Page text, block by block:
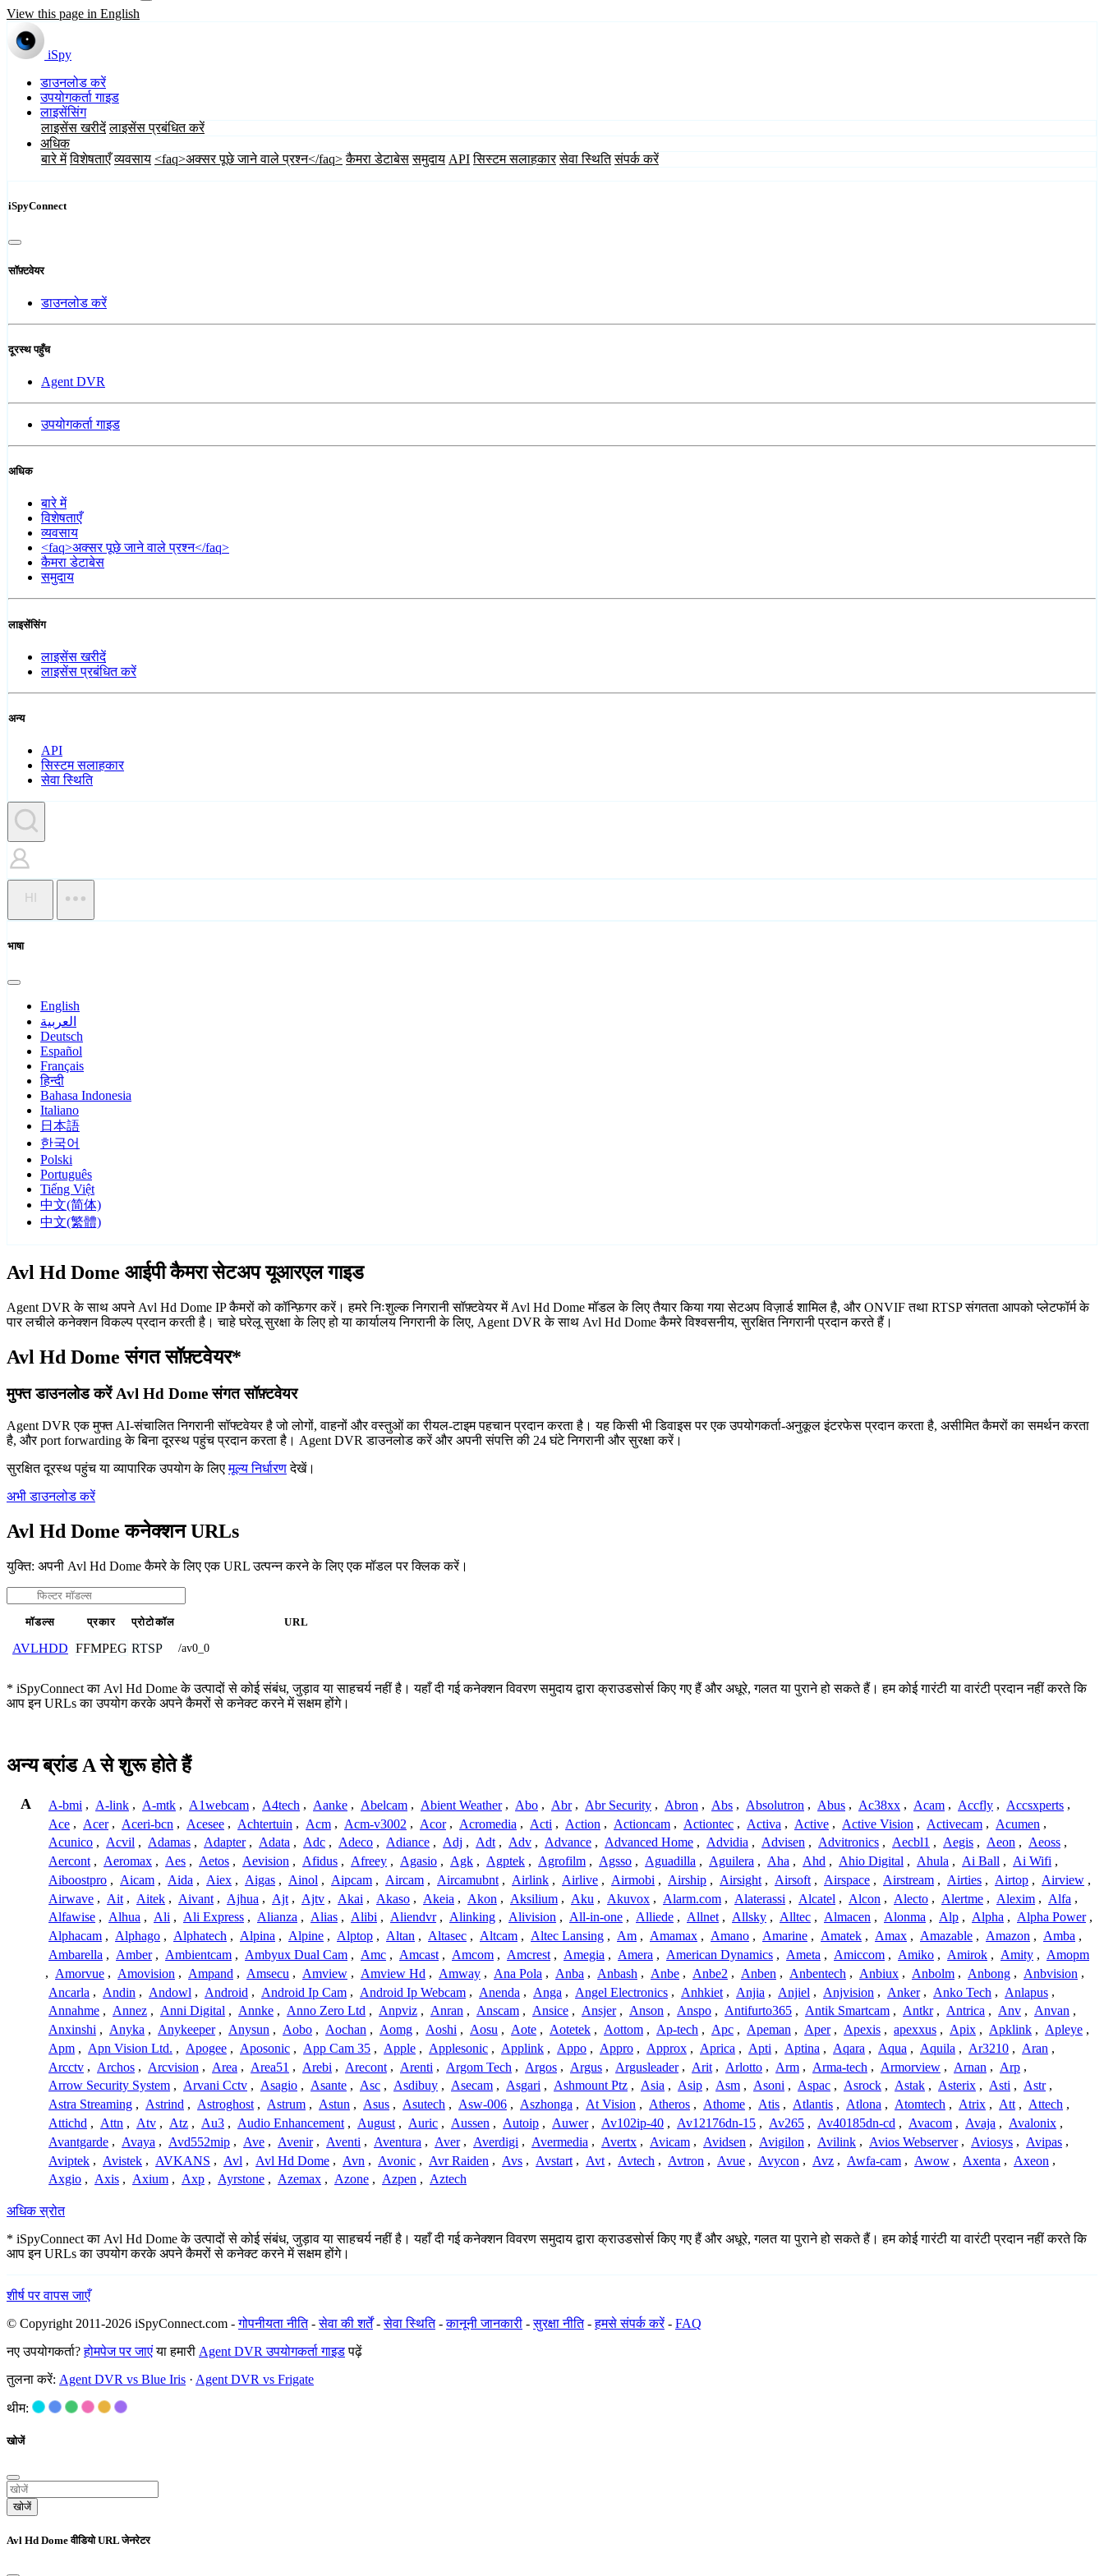
View this page in English
iSpy
डाउनलोड करें
उपयोगकर्ता गाइड
लाइसेंसिंग
लाइसेंस खरीदें लाइसेंस प्रबंधित करें
अधिक
बारे में विशेषताएँ व्यवसाय <faq>अक्सर पूछे जाने वाले प्रश्न</faq> कैमरा डेटाबेस समुदाय API सिस्टम सलाहकार सेवा स्थिति संपर्क करें
iSpyConnect
सॉफ़्टवेयर
डाउनलोड करें
दूरस्थ पहुँच
Agent DVR
उपयोगकर्ता गाइड
अधिक
बारे में
विशेषताएँ
व्यवसाय
<faq>अक्सर पूछे जाने वाले प्रश्न</faq>
कैमरा डेटाबेस
समुदाय
लाइसेंसिंग
लाइसेंस खरीदें
लाइसेंस प्रबंधित करें
अन्य
API
सिस्टम सलाहकार
सेवा स्थिति
HI
भाषा
English
العربية
Deutsch
Español
Français
हिन्दी
Bahasa Indonesia
Italiano
日本語
한국어
Polski
Português
Tiếng Việt
中文(简体)
中文(繁體)
Avl Hd Dome आईपी कैमरा सेटअप यूआरएल गाइड
Agent DVR के साथ अपने Avl Hd Dome IP कैमरों को कॉन्फ़िगर करें। हमरे निःशुल्क निगरानी सॉफ़्टवेयर में Avl Hd Dome मॉडल के लिए तैयार किया गया सेटअप विज़ार्ड शामिल है, और ONVIF तथा RTSP संगतता आपको प्लेटफॉर्म के
पार लचीले कनेक्शन विकल्प प्रदान करती है। चाहे घरेलू सुरक्षा के लिए हो या कार्यालय निगरानी के लिए, Agent DVR के साथ Avl Hd Dome कैमरे विश्वसनीय, सुरक्षित निगरानी प्रदान करते हैं।
Avl Hd Dome संगत सॉफ़्टवेयर*
मुफ्त डाउनलोड करें Avl Hd Dome संगत सॉफ़्टवेयर
Agent DVR एक मुफ्त AI-संचालित निगरानी सॉफ्टवेयर है जो लोगों, वाहनों और वस्तुओं का रीयल-टाइम पहचान प्रदान करता है। यह किसी भी डिवाइस पर एक उपयोगकर्ता-अनुकूल इंटरफेस प्रदान करता है, असीमित कैमरों का समर्थन करता
है, और port forwarding के बिना दूरस्थ पहुंच प्रदान करता है। Agent DVR डाउनलोड करें और अपनी संपत्ति की 24 घंटे निगरानी और सुरक्षा करें।
सुरक्षित दूरस्थ पहुंच या व्यापारिक उपयोग के लिएमूल्य निर्धारणदेखें।
अभी डाउनलोड करें
Avl Hd Dome कनेक्शन URLs
युक्ति: अपनी Avl Hd Dome कैमरे के लिए एक URL उत्पन्न करने के लिए एक मॉडल पर क्लिक करें।
मॉडल्स प्रकार प्रोटोकॉल URL
AVLHDD FFMPEG RTSP /av0_0
* iSpyConnect का Avl Hd Dome के उत्पादों से कोई संबंध, जुड़ाव या साहचर्य नहीं है। यहाँ दी गई कनेक्शन विवरण समुदाय द्वारा क्राउडसोर्स किए गए हैं और अधूरे, गलत या पुराने हो सकते हैं। हम कोई गारंटी या वारंटी प्रदान नहीं करते कि
आप इन URLs का उपयोग करके अपने कैमरों से कनेक्ट करने में सक्षम होंगे।
अन्य ब्रांड A से शुरू होते हैं
A A-bmi , A-link , A-mtk , A1webcam , A4tech , Aanke , Abelcam , Abient Weather , Abo , Abr , Abr Security , Abron , Abs , Absolutron , Abus , Ac38xx , Acam , Accfly , Accsxperts ,
Ace , Acer , Aceri-bcn , Acesee , Achtertuin , Acm , Acm-v3002 , Acor , Acromedia , Acti , Action , Actioncam , Actiontec , Activa , Active , Active Vision , Activecam , Acumen ,
Acunico , Acvil , Adamas , Adapter , Adata , Adc , Adeco , Adiance , Adj , Adt , Adv , Advance , Advanced Home , Advidia , Advisen , Advitronics , Aecbl1 , Aegis , Aeon , Aeoss ,
Aercont , Aeromax , Aes , Aetos , Aevision , Afidus , Afreey , Agasio , Agk , Agptek , Agrofilm , Agsso , Aguadilla , Aguilera , Aha , Ahd , Ahio Digital , Ahula , Ai Ball , Ai Wifi ,
Aiboostpro , Aicam , Aida , Aiex , Aigas , Ainol , Aipcam , Aircam , Aircamubnt , Airlink , Airlive , Airmobi , Airship , Airsight , Airsoft , Airspace , Airstream , Airties , Airtop , Airview ,
Airwave , Ait , Aitek , Aivant , Ajhua , Ajt , Ajtv , Akai , Akaso , Akeia , Akon , Aksilium , Aku , Akuvox , Alarm.com , Alaterassi , Alcatel , Alcon , Alecto , Alertme , Alexim , Alfa ,
Alfawise , Alhua , Ali , Ali Express , Alianza , Alias , Alibi , Aliendvr , Alinking , Alivision , All-in-one , Alliede , Allnet , Allsky , Alltec , Almacen , Alonma , Alp , Alpha , Alpha Power ,
Alphacam , Alphago , Alphatech , Alpina , Alpine , Alptop , Altan , Altasec , Altcam , Altec Lansing , Am , Amamax , Amano , Amarine , Amatek , Amax , Amazable , Amazon , Amba ,
Ambarella , Amber , Ambientcam , Ambyux Dual Cam , Amc , Amcast , Amcom , Amcrest , Amegia , Amera , American Dynamics , Ameta , Amiccom , Amiko , Amirok , Amity , Amopm
, Amorvue , Amovision , Ampand , Amsecu , Amview , Amview Hd , Amway , Ana Pola , Anba , Anbash , Anbe , Anbe2 , Anben , Anbentech , Anbiux , Anbolm , Anbong , Anbvision ,
Ancarla , Andin , Andowl , Android , Android Ip Cam , Android Ip Webcam , Anenda , Anga , Angel Electronics , Anhkiet , Anjia , Anjiel , Anjvision , Anker , Anko Tech , Anlapus ,
Annahme , Annez , Anni Digital , Annke , Anno Zero Ltd , Anpviz , Anran , Anscam , Ansice , Ansjer , Anson , Anspo , Antifurto365 , Antik Smartcam , Antkr , Antrica , Anv , Anvan ,
Anxinshi , Anyka , Anykeeper , Anysun , Aobo , Aochan , Aomg , Aoshi , Aosu , Aote , Aotetek , Aottom , Ap-tech , Apc , Apeman , Aper , Apexis , apexxus , Apix , Apklink , Apleye ,
Apm , Apn Vision Ltd. , Apogee , Aposonic , App Cam 35 , Apple , Applesonic , Applink , Appo , Appro , Approx , Aprica , Apti , Aptina , Aqara , Aqua , Aquila , Ar3210 , Aran ,
Arcctv , Archos , Arcvision , Area , Area51 , Arebi , Arecont , Arenti , Argom Tech , Argos , Argus , Argusleader , Arit , Arlotto , Arm , Arma-tech , Armorview , Arnan , Arp ,
Arrow Security System , Arvani Cctv , Asagio , Asante , Asc , Asdibuy , Asecam , Asgari , Ashmount Ptz , Asia , Asip , Asm , Asoni , Aspac , Asrock , Astak , Asterix , Asti , Astr ,
Astra Streaming , Astrind , Astroghost , Astrum , Astun , Asus , Asutech , Asw-006 , Aszhonga , At Vision , Atheros , Athome , Atis , Atlantis , Atlona , Atomtech , Atrix , Att , Attech ,
Attichd , Attn , Atv , Atz , Au3 , Audio Enhancement , August , Auric , Aussen , Autoip , Auwer , Av102ip-40 , Av12176dn-15 , Av265 , Av40185dn-cd , Avacom , Avaja , Avalonix ,
Avantgarde , Avaya , Avd552mip , Ave , Avenir , Aventi , Aventura , Aver , Averdigi , Avermedia , Avertx , Avicam , Avidsen , Avigilon , Avilink , Avios Webserver , Aviosys , Avipas ,
Aviptek , Avistek , AVKANS , Avl , Avl Hd Dome , Avn , Avonic , Avr Raiden , Avs , Avstart , Avt , Avtech , Avtron , Avue , Avycon , Avz , Awfa-cam , Awow , Axenta , Axeon ,
Axgio , Axis , Axium , Axp , Ayrstone , Azemax , Azone , Azpen , Aztech
अधिक स्रोत
* iSpyConnect का Avl Hd Dome के उत्पादों से कोई संबंध, जुड़ाव या साहचर्य नहीं है। यहाँ दी गई कनेक्शन विवरण समुदाय द्वारा क्राउडसोर्स किए गए हैं और अधूरे, गलत या पुराने हो सकते हैं। हम कोई गारंटी या वारंटी प्रदान नहीं करते कि
आप इन URLs का उपयोग करके अपने कैमरों से कनेक्ट करने में सक्षम होंगे।
शीर्ष पर वापस जाएँ
© Copyright 2011-2026 iSpyConnect.com -गोपनीयता नीति-सेवा की शर्तें-सेवा स्थिति-कानूनी जानकारी -सुरक्षा नीति-हमसे संपर्क करें- FAQ
नए उपयोगकर्ता?होमपेज पर जाएंया हमारी Agent DVR उपयोगकर्ता गाइडपढ़ें
तुलना करें: Agent DVR vs Blue Iris · Agent DVR vs Frigate
थीम:
खोजें
खोजें
Avl Hd Dome वीडियो URL जेनरेटर